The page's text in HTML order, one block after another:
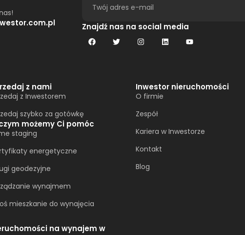
Alternative:
Znajdź nas na social media
z nami
z Inwestorem
szybko za gotówkę
możemy Ci pomóc
staging
energetyczne
geodezyjne
wynajmem
mieszkanie do wynajęcia
Inwestor nieruchomości
O firmie
Zespół
Kariera w Inwestorze
Kontakt
Blog
na wynajem w